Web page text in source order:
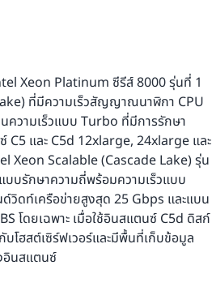
มารถใช้งาน Vector Neural
ได้ ซึ่งจะช่วยเพิ่มความเร็วสำหรับ
นื้อหาที่มีความซับซ้อน และปรับปรุง
ของดีปเลิร์นนิงได้อย่างหลากหลาย
EPYC 7002 รุ่นที่ 2 ที่มีความเร็ว
ประมวลผล 7nm เพื่อประสิทธิภาพที่
าคาในระดับ x86 ชั้นนำ ด้วยการ
งและค่าใช้จ่ายที่ลดลง 10%
Xeon Platinum ซีรีส์ 8000 รุ่นที่ 1
ที่มีความเร็วสัญญาณนาฬิกา CPU
ความเร็วแบบ Turbo ที่มีการรักษา
C5 และ C5d 12xlarge, 24xlarge และ
Xeon Scalable (Cascade Lake) รุ่น
บรักษาความถี่พร้อมความเร็วแบบ
ดท์เครือข่ายสูงสุด 25 Gbps และแบน
โดยเฉพาะ เมื่อใช้อินสแตนซ์ C5d ดิสก์
โฮสต์เซิร์ฟเวอร์และมีพื้นที่เก็บข้อมูล
อินสแตนซ์